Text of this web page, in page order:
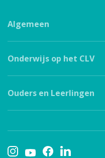
Algemeen
Onderwijs op het CLV
Ouders en Leerlingen